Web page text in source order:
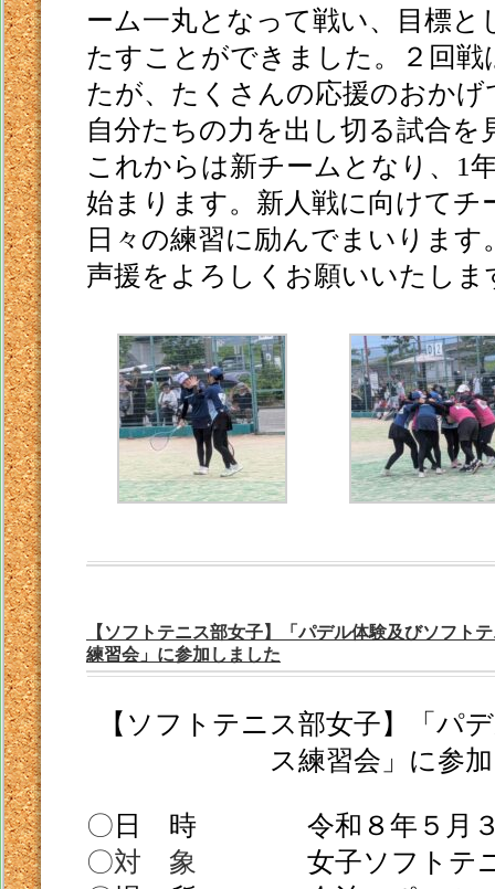
ーム一丸となって戦い、目標と
たすことができました。２回戦
たが、たくさんの応援のおかげ
自分たちの力を出し切る試合を
これからは新チームとなり、 1
始まります。新人戦に向けてチ
日々の練習に励んでまいりま
声援をよろしくお願いいたしま
【ソフトテニス部女子】「パデル体験及びソフト
練習会」に参加しました
【ソフトテニス部女子】「パ
ス練習会」に参
〇 日 時 令和８年５月３
〇対 象
女子ソフトテニ